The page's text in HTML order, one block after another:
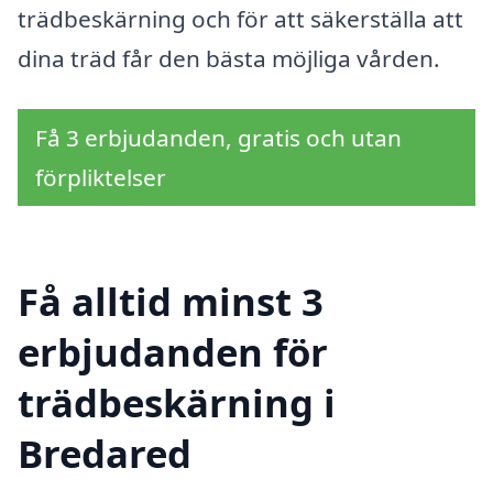
trädbeskärning och för att säkerställa att
dina träd får den bästa möjliga vården.
Få 3 erbjudanden, gratis och utan
förpliktelser
Få alltid minst 3
erbjudanden för
trädbeskärning i
Bredared